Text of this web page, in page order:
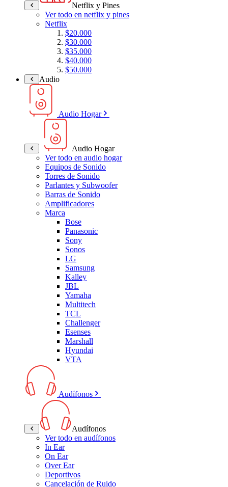
Netflix y Pines
Ver todo en netflix y pines
Netflix
$20.000
$30.000
$35.000
$40.000
$50.000
Audio
Audio Hogar
Audio Hogar
Ver todo en audio hogar
Equipos de Sonido
Torres de Sonido
Parlantes y Subwoofer
Barras de Sonido
Amplificadores
Marca
Bose
Panasonic
Sony
Sonos
LG
Samsung
Kalley
JBL
Yamaha
Multitech
TCL
Challenger
Esenses
Marshall
Hyundai
VTA
Audífonos
Audífonos
Ver todo en audífonos
In Ear
On Ear
Over Ear
Deportivos
Cancelación de Ruido